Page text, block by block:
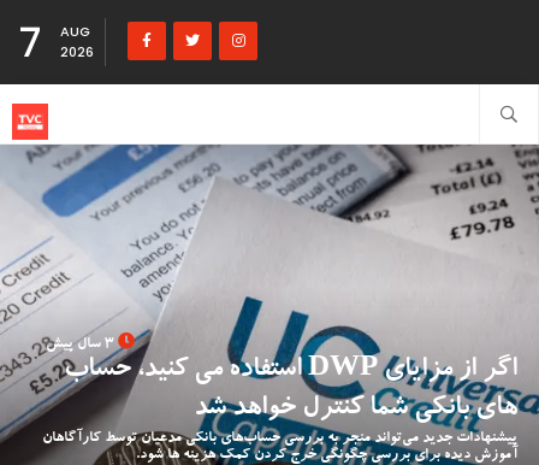
7
AUG
2026
3 سال پیش
اگر از مزایای DWP استفاده می کنید، حساب
های بانکی شما کنترل خواهد شد
پیشنهادات جدید می‌تواند منجر به بررسی حساب‌های بانکی مدعیان توسط کارآگاهان
آموزش دیده برای بررسی چگونگی خرج کردن کمک هزینه ها شود.